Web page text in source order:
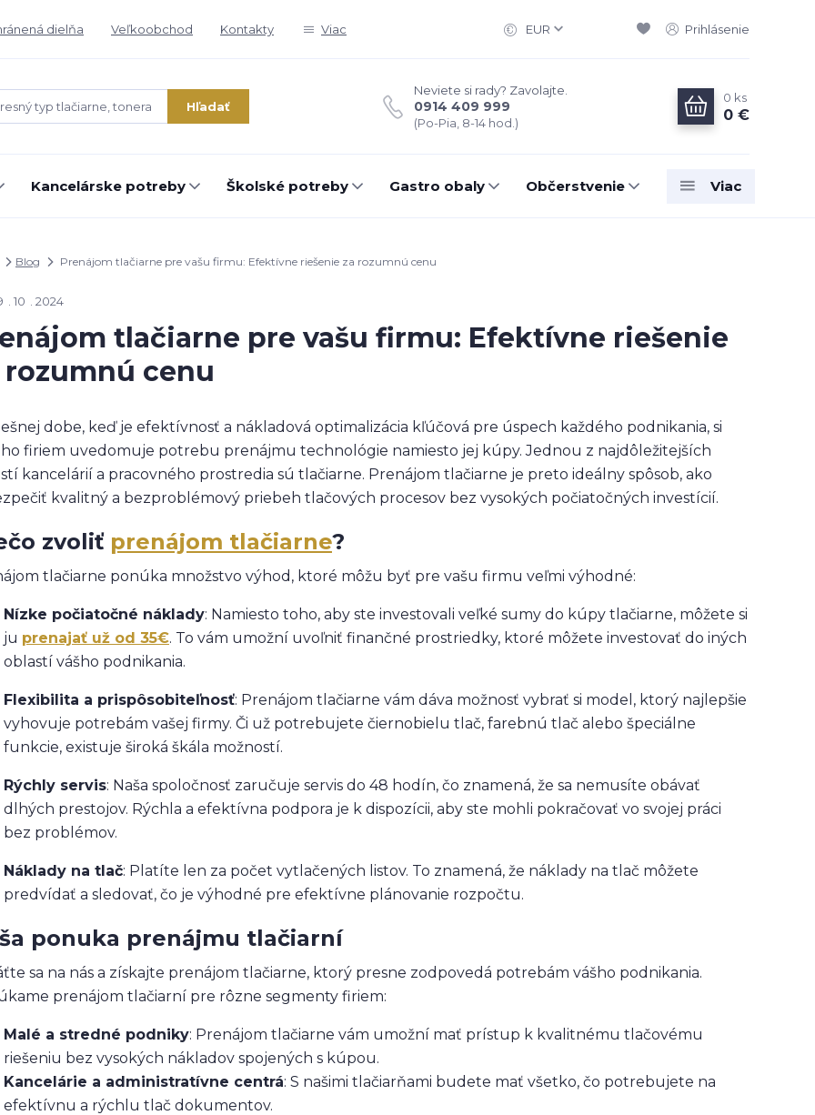
dielňa Veľkoobchod Kontakty Viac EUR Prihlásenie
Hľadať
Neviete si rady? Zavolajte.
0914 409 999
(Po-Pia, 8-14 hod.)
0 ks
0 €
Kancelárske potreby Školské potreby Gastro obaly Občerstvenie Viac
Blog Prenájom tlačiarne pre vašu firmu: Efektívne riešenie za rozumnú cenu
10 2024
tlačiarne pre vašu firmu: Efektívne riešenie
rozumnú cenu
dobe, keď je efektívnosť a nákladová optimalizácia kľúčová pre úspech každého podnikania, si
firiem uvedomuje potrebu prenájmu technológie namiesto jej kúpy. Jednou z najdôležitejších
kancelárií a pracovného prostredia sú tlačiarne. Prenájom tlačiarne je preto ideálny spôsob, ako
kvalitný a bezproblémový priebeh tlačových procesov bez vysokých počiatočných investícií.
zvoliť prenájom tlačiarne?
tlačiarne ponúka množstvo výhod, ktoré môžu byť pre vašu firmu veľmi výhodné:
Nízke počiatočné náklady: Namiesto toho, aby ste investovali veľké sumy do kúpy tlačiarne, môžete si
ju prenajať už od 35€. To vám umožní uvoľniť finančné prostriedky, ktoré môžete investovať do iných
oblastí vášho podnikania.
Flexibilita a prispôsobiteľnosť: Prenájom tlačiarne vám dáva možnosť vybrať si model, ktorý najlepšie
vyhovuje potrebám vašej firmy. Či už potrebujete čiernobielu tlač, farebnú tlač alebo špeciálne
funkcie, existuje široká škála možností.
Rýchly servis: Naša spoločnosť zaručuje servis do 48 hodín, čo znamená, že sa nemusíte obávať
dlhých prestojov. Rýchla a efektívna podpora je k dispozícii, aby ste mohli pokračovať vo svojej práci
bez problémov.
Náklady na tlač: Platíte len za počet vytlačených listov. To znamená, že náklady na tlač môžete
predvídať a sledovať, čo je výhodné pre efektívne plánovanie rozpočtu.
ponuka prenájmu tlačiarní
sa na nás a získajte prenájom tlačiarne, ktorý presne zodpovedá potrebám vášho podnikania.
prenájom tlačiarní pre rôzne segmenty firiem:
Malé a stredné podniky: Prenájom tlačiarne vám umožní mať prístup k kvalitnému tlačovému
riešeniu bez vysokých nákladov spojených s kúpou.
Kancelárie a administratívne centrá: S našimi tlačiarňami budete mať všetko, čo potrebujete na
efektívnu a rýchlu tlač dokumentov.